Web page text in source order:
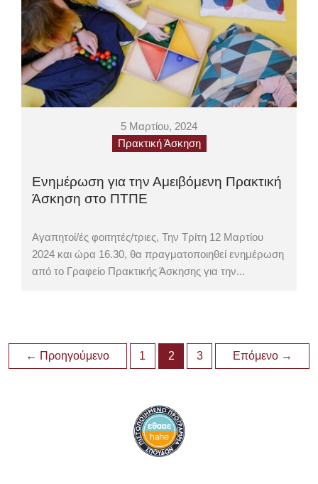
5 Μαρτίου, 2024
Πρακτική Άσκηση
Ενημέρωση για την Αμειβόμενη Πρακτική
Άσκηση στο ΠΤΠΕ
Αγαπητοί/ές φοιτητές/τριες, Την Τρίτη 12 Μαρτίου
2024 και ώρα 16.30, θα πραγματοποιηθεί ενημέρωση
από το Γραφείο Πρακτικής Άσκησης για την...
← Προηγούμενο 1 2 3 Επόμενο →